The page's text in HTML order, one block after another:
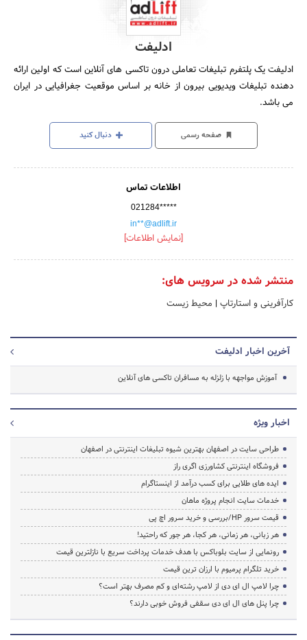
ادلیفت
ادلیفت یک پلتفرم تبلیغات تعاملی درون تاکسی های آنلاین است که اولین ارائه
دهنده تبلیغات ویدیویی بیرون از خانه بر اساس موقعیت جغرافیایی در ایران
می باشد.
صفحه رسمی دنبال کنید
اطلاعات تماس
021284*****
in**@adlift.ir
[نمایش اطلاعات]
منتشر شده در سرویس های:
کارآفرینی و استارتاپ | محیط زیست
آخرین اخبار ادلیفت
آموزش مواجهه با زلزله به مسافران تاکسی های آنلاین
اخبار ویژه
طراحی سایت در اصفهان بهترین شیوه تبلیغات اینترنتی در اصفهان
فروشگاه اینترنتی کشاورزی اگری راز
ایده های طلایی برای کسب درآمد از اینستاگرام
خدمات سایت انجام پروژه ماهان
قیمت سرور HP/بررسی و خرید سرور اچ پی
هر زبانی، هر زمانی، هر کجا، هر جور که راحتید!
رونمایی از سایت بلوباکس با هدف خدمات پرداخت سریع با نازلترین قیمت
خرید تلگرام پرمیوم با ارزان ترین قیمت
چرا لامپ ال ای دی از لامپ رشته‌ای و کم مصرف بهتر است؟
چرا پنل های ال ای دی سقفی فروش خوبی دارند؟